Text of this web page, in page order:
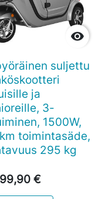

suljettu
ja
3-
1500W,
toimintasäde,
295 kg
€